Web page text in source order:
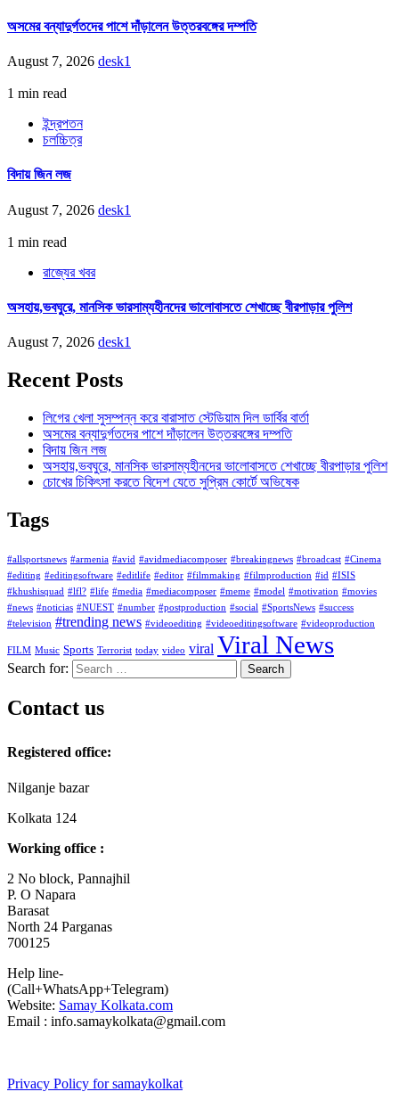
অসমের বন্যাদুর্গতদের পাশে দাঁড়ালেন উত্তরবঙ্গের দম্পতি
August 7, 2026 desk1
1 min read
ইন্দ্রপতন
চলচ্চিত্র
বিদায় জিন লজ
August 7, 2026 desk1
1 min read
রাজ্যের খবর
অসহায়,ভবঘুরে, মানসিক ভারসাম্যহীনদের ভালোবাসতে শেখাচ্ছে বীরপাড়ার পুলিশ
August 7, 2026 desk1
Recent Posts
লিগের খেলা সুসম্পন্ন করে বারাসাত স্টেডিয়াম দিল ডার্বির বার্তা
অসমের বন্যাদুর্গতদের পাশে দাঁড়ালেন উত্তরবঙ্গের দম্পতি
বিদায় জিন লজ
অসহায়,ভবঘুরে, মানসিক ভারসাম্যহীনদের ভালোবাসতে শেখাচ্ছে বীরপাড়ার পুলিশ
চোখের চিকিৎসা করতে বিদেশ যেতে সুপ্রিম কোর্টে অভিষেক
Tags
#allsportsnews #armenia #avid #avidmediacomposer #breakingnews #broadcast #Cinema
#editing #editingsoftware #editlife #editor #filmmaking #filmproduction #id #ISIS
#khushisquad #lfl? #life #media #mediacomposer #meme #model #motivation #movies
#news #noticias #NUEST #number #postproduction #social #SportsNews #success
#television #trending news #videoediting #videoeditingsoftware #videoproduction
FILM Music Sports Terrorist today video viral Viral News
Search for:
Contact us
Registered office:
Nilganje bazar
Kolkata 124
Working office :
2 No block, Pannajhil
P. O Napara
Barasat
North 24 Parganas
700125
Help line-
(Call+WhatsApp+Telegram)
Website: Samay Kolkata.com
Email : info.samaykolkata@gmail.com
Privacy Policy for samaykolkat